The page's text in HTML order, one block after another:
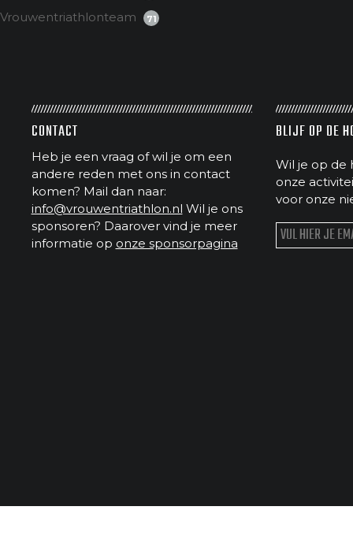
Vrouwentriathlonteam 71
CONTACT
Heb je een vraag of wil je om een
andere reden met ons in contact
komen? Mail dan naar:
info@vrouwentriathlon.nl Wil je ons
sponsoren? Daarover vind je meer
informatie op onze sponsorpagina
BLIJF OP DE
Wil je op de
onze
voor onze